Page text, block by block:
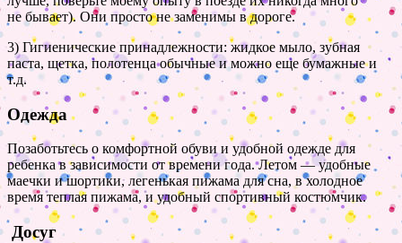
не бывает). Они просто не заменимы в дороге.
3) Гигиенические принадлежности: жидкое мыло, зубная
паста, щетка, полотенца обычные и можно еще бумажные и
т.д.
Одежда
Позаботьтесь о комфортной обуви и удобной одежде для
ребенка в зависимости от времени года. Летом — удобные
маечки и шортики, легенькая пижама для сна, в холодное
время теплая пижама, и удобный спортивный костюмчик.
Досуг